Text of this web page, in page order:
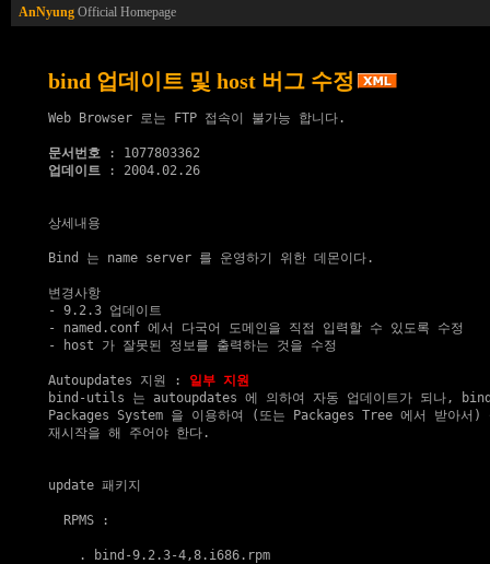
AnNyung Official Homepage
bind 업데이트 및 host 버그 수정
Web Browser 로는 FTP 접속이 불가능 합니다.
문서번호
업데이트 : 2004.02.26
상세내용
Bind 는 name server 를 운영하기 위한 데몬이다.
변경사항
- 9.2.3 업데이트
- named.conf 에서 다국어 도메인을 직접 입력할 수 있도록 수정
- host 가 잘못된 정보를 출력하는 것을 수정
Autoupdates 지원 : 일부 지원
bind-utils 는 autoupdates 에 의하여 자동 업데이트가 되나,
Packages System 을 이용하여 (또는 Packages Tree 에서 받아서)
재시작을 해 주어야 한다.
update 패키지
  RPMS :
    .
bind-9.2.3-4,8.i686.rpm